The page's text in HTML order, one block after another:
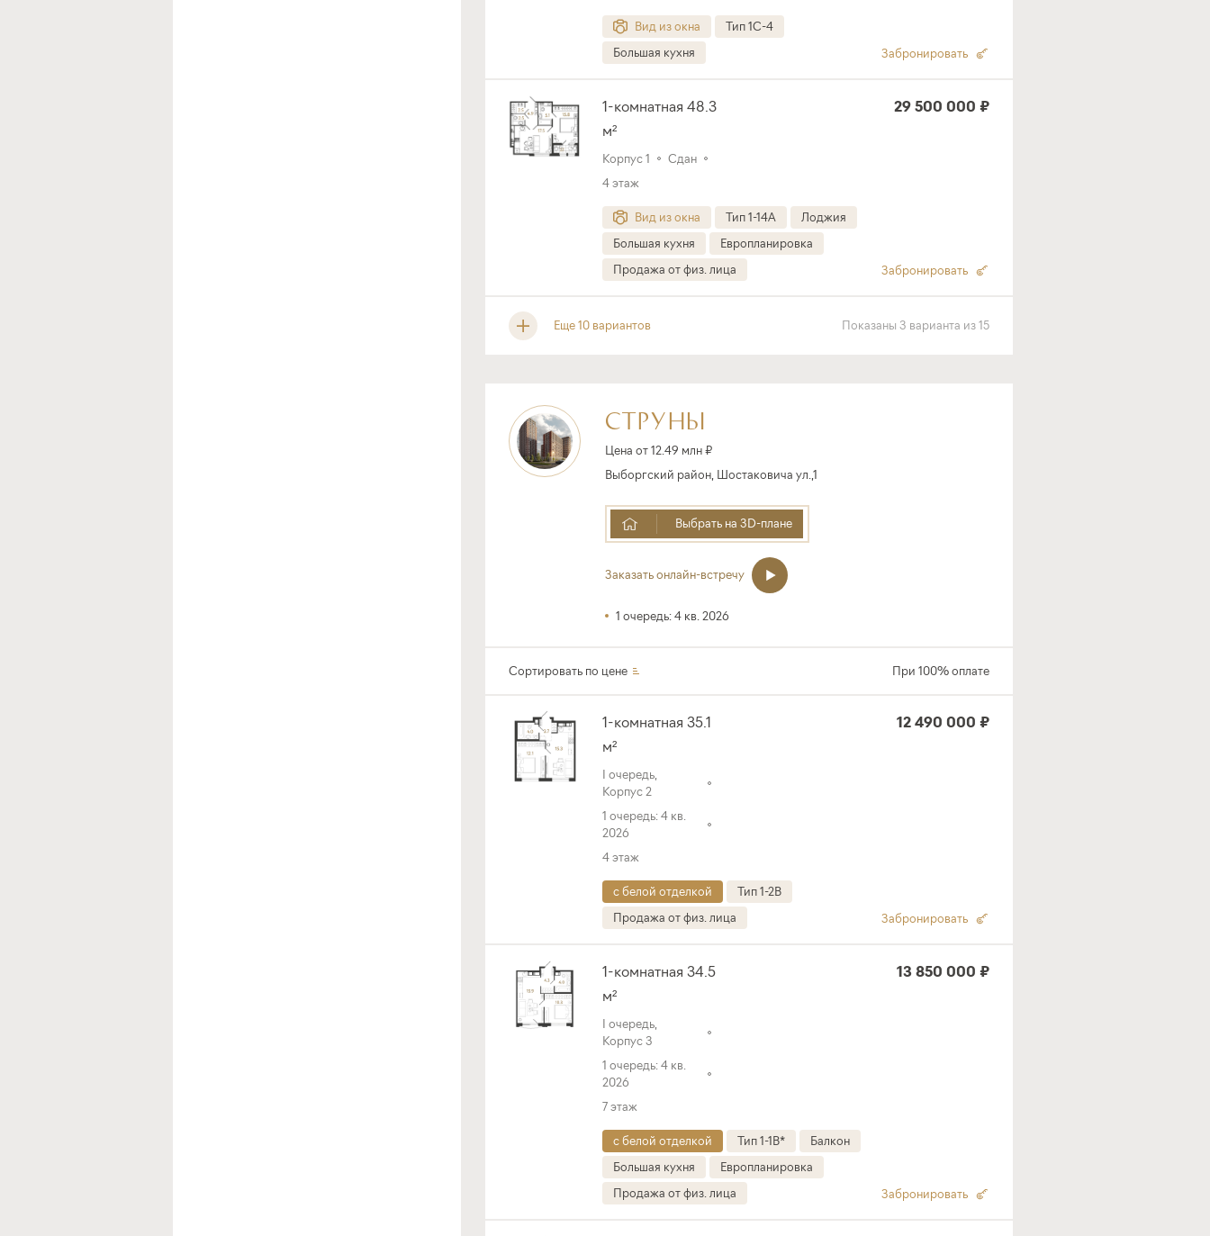
Вид из окна
Тип 1C-4
Большая кухня
Забронировать
1-комнатная 48.3
м²
Корпус 1
Сдан
4 этаж
29 500 000 ₽
Вид из окна Тип 1-14A
Лоджия
Большая кухня
Европланировка
Продажа от физ. лица
Забронировать
Еще 10 вариантов Показаны 3 варианта из15
СТРУНЫ
Цена от 12.49 млн ₽
Выборгский район, Шостаковича ул.,1
Выбрать на 3D-плане
Заказать онлайн-встречу
1 очередь: 4 кв. 2026
Сортировать по цене При 100% оплате
1-комнатная 35.1
м²
I очередь,
Корпус 2
1 очередь: 4 кв.
2026
4 этаж
12 490 000 ₽
с белой отделкой
Тип 1-2B
Продажа от физ. лица
Забронировать
1-комнатная 34.5
м²
I очередь,
Корпус 3
1 очередь: 4 кв.
2026
7 этаж
13 850 000 ₽
с белой отделкой Тип 1-1B*
Балкон
Большая кухня
Европланировка
Продажа от физ. лица
Забронировать